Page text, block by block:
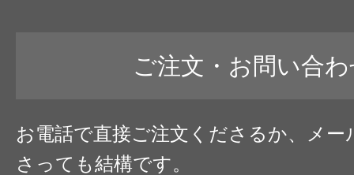
ご注文・お問い合
お電話で直接ご注文くださるか、メー
さっても結構です。